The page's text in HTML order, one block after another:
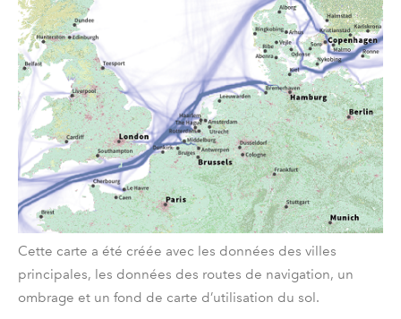
Cette carte a été créée avec les données des villes
principales, les données des routes de navigation, un
ombrage et un fond de carte d’utilisation du sol.